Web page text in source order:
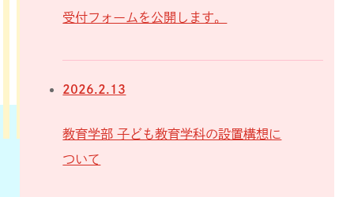
受付フォームを公開します。
教育学部 子ども教育学科の設置構想に
ついて
2026.2.13